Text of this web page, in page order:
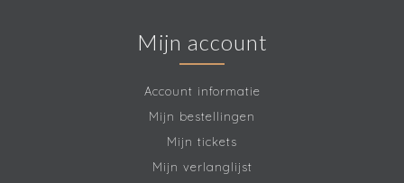
Mijn account
Account informatie
Mijn bestellingen
Mijn tickets
Mijn verlanglijst